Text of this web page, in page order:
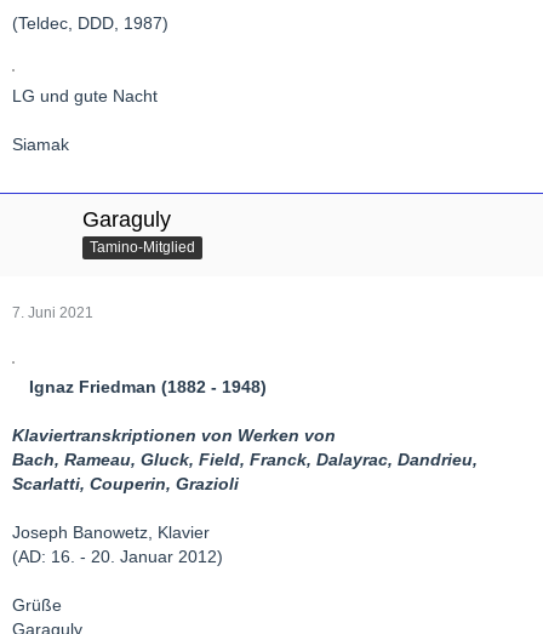
(Teldec, DDD, 1987)
LG und gute Nacht
Siamak
Garaguly
Tamino-Mitglied
7. Juni 2021
Ignaz Friedman (1882 - 1948)
Klaviertranskriptionen von Werken von
Bach, Rameau, Gluck, Field, Franck, Dalayrac, Dandrieu,
Scarlatti, Couperin, Grazioli
Joseph Banowetz, Klavier
(AD: 16. - 20. Januar 2012)
Grüße
Garaguly